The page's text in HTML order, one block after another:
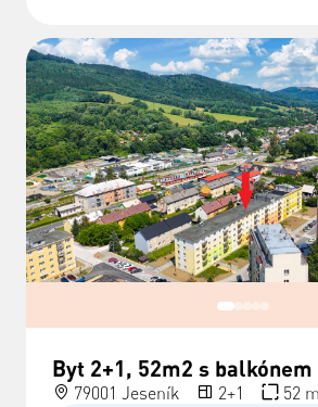
Byt 2+1, 52m2 s
79001 Jeseník 2+1 52